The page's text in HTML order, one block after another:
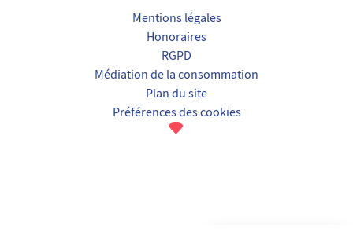
Mentions légales
Honoraires
RGPD
Médiation de la consommation
Plan du site
Préférences des cookies